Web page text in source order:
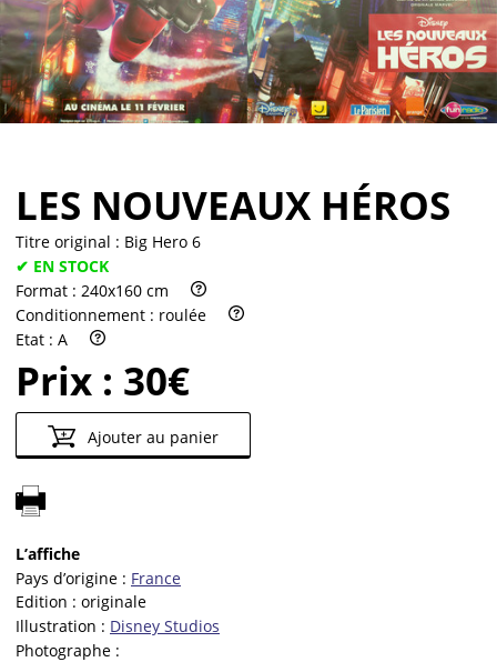
Vendre
LES NOUVEAUX HÉROS
Titre original : Big Hero 6
✔ EN STOCK
Format : 240x160 cm
Conditionnement : roulée
Etat : A
Prix : 30€
Ajouter au panier
L’affiche
Pays d’origine : France
Edition : originale
Illustration : Disney Studios
Photographe :